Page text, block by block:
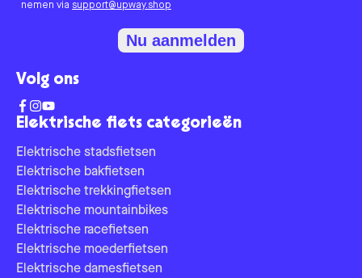
Elektrische fiets categorieën
Elektrische stadsfietsen
Elektrische bakfietsen
Elektrische trekkingfietsen
Elektrische mountainbikes
Elektrische racefietsen
Elektrische moederfietsen
Elektrische damesfietsen
nemen via support@upway.shop
Nu aanmelden
Volg ons